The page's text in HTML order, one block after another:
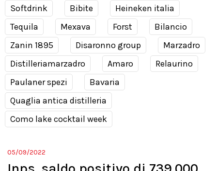
Softdrink
Bibite
Heineken italia
Tequila
Mexava Forst
Bilancio
Zanin 1895
Disaronno group
Marzadro
Distilleriamarzadro
Amaro
Relaurino
Paulaner spezi
Bavaria
Quaglia antica distilleria
Como lake cocktail week
05/09/2022